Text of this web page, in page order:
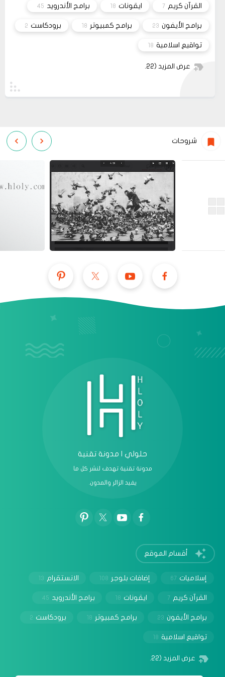
القرآن كريم 7 ايقونات 18 برامج الأندرويد 45
برامج الأيفون 23 برامج كمبيوتر 18 برودكاست 2
تواقيع اسلامية 18
عرض المزيد (22)
شروحات
حلولي | مدونة تقنية
مدونة تقنية تهدف لنشر كل ما
يفيد الزائر والمدون.
أقسام الموقع
إسلاميات 67 إضافات بلوجر 108 الانستقرام 13
القرآن كريم 7 ايقونات 18 برامج الأندرويد 45
برامج الأيفون 23 برامج كمبيوتر 18 برودكاست 2
تواقيع اسلامية 18
عرض المزيد (22)